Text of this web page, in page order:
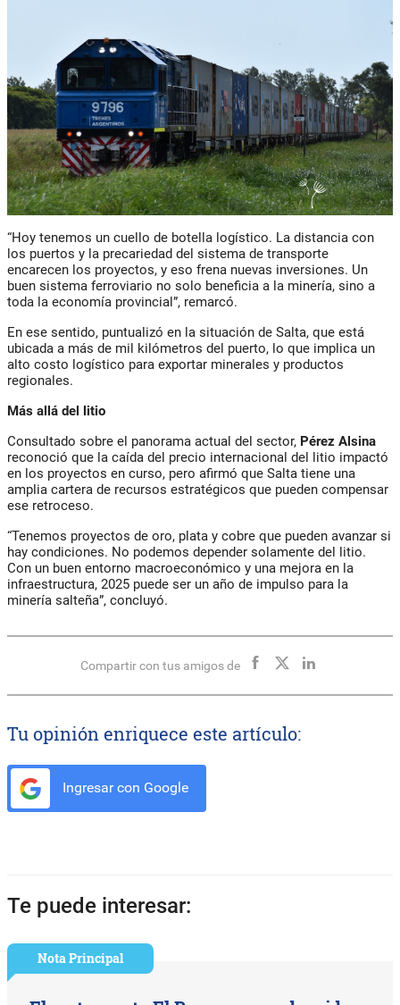
“Hoy tenemos un cuello de botella logístico. La distancia con
los puertos y la precariedad del sistema de transporte
encarecen los proyectos, y eso frena nuevas inversiones. Un
buen sistema ferroviario no solo beneficia a la minería, sino a
toda la economía provincial”, remarcó.
En ese sentido, puntualizó en la situación de Salta, que está
ubicada a más de mil kilómetros del puerto, lo que implica un
alto costo logístico para exportar minerales y productos
regionales.
Más allá del litio
Consultado sobre el panorama actual del sector, Pérez Alsina
reconoció que la caída del precio internacional del litio impactó
en los proyectos en curso, pero afirmó que Salta tiene una
amplia cartera de recursos estratégicos que pueden compensar
ese retroceso.
“Tenemos proyectos de oro, plata y cobre que pueden avanzar si
hay condiciones. No podemos depender solamente del litio.
Con un buen entorno macroeconómico y una mejora en la
infraestructura, 2025 puede ser un año de impulso para la
minería salteña”, concluyó.
Compartir con tus amigos de
Tu opinión enriquece este artículo:
Ingresar con Google
Te puede interesar:
Nota Principal